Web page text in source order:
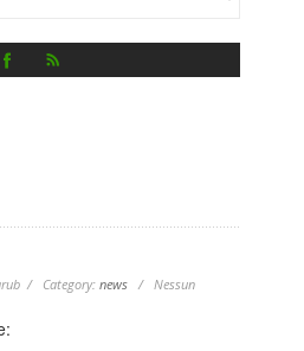
/ Category:news / Nessun